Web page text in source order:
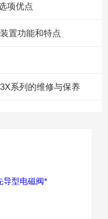
项优点
置功能和特点
系列的维修与保养